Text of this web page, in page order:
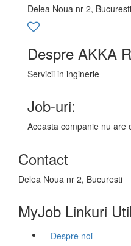
Delea Noua nr 2, Bucuresti
Despre AKKA
Servicii in inginerie
Job-uri:
Aceasta companie nu are
Contact
Delea Noua nr 2, Bucuresti
MyJob Linkuri
Despre noi